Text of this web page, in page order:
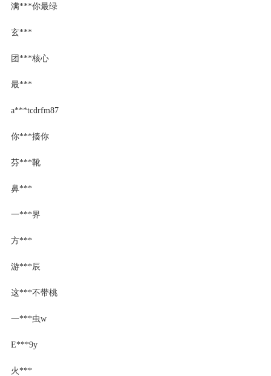
满***你最绿
玄***
团***核心
最***
a***tcdrfm87
你***揍你
芬***靴
鼻***
一***界
方***
游***辰
这***不带桃
一***虫w
E***9y
火***